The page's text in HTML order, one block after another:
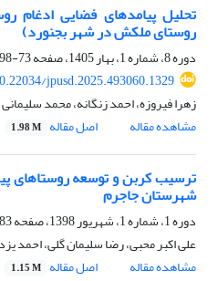
تحلیل پیامدهای فضایی ادغام
روستای ملکش در شهر بجنورد)
دوره 8، شماره 1، بهار 1405، صفحه
73-98
jpusd.2025.493060.1329
زهرا فیروزه، احمد زنگانه، محمد
مشاهده مقاله
اصل مقاله 1.98 M
ترسیب کربن و توسعه روستاهای
شهرستان جاجرم
دوره 1، شماره 1، شهریور 1398، صفحه
83-94
علی اکبر محبی، رضا سلیمان گلی، احمد
مشاهده مقاله
اصل مقاله 1.15 M